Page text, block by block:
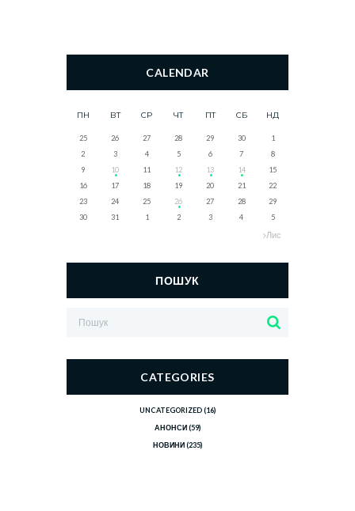
CALENDAR
ПН ВТ СР ЧТ ПТ СБ НД
25 26 27 28 29 30
1
2
3 4 5 6 7
8
9
10 11 12 13 14
15
16
17 18 19 20 21
22
23
24 25 26 27 28
29
30
31 1 2 3 4 5
Лис
ПОШУК
CATEGORIES
UNCATEGORIZED(16)
АНОНСИ(59)
НОВИНИ(235)